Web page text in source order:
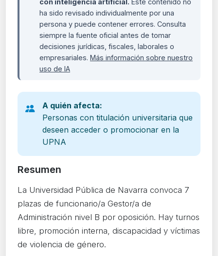
ha sido revisado individualmente por una
persona y puede contener errores. Consulta
siempre la fuente oficial antes de tomar
decisiones jurídicas, fiscales, laborales o
empresariales. Más información sobre nuestro
uso de IA
A quién afecta:
Personas con titulación universitaria que
deseen acceder o promocionar en la
UPNA
Resumen
La Universidad Pública de Navarra convoca 7
plazas de funcionario/a Gestor/a de
Administración nivel B por oposición. Hay turnos
libre, promoción interna, discapacidad y víctimas
de violencia de género.